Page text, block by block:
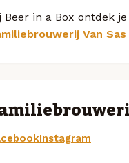
Beer in a Box ontdek
Van Sas
Instagram